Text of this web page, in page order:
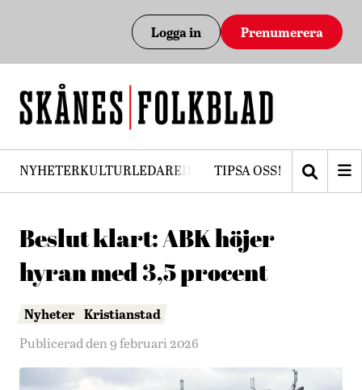
Logga in Prenumerera
NYHETERKULTURLEDAREDEBATTPRENUMERERA
TIPSA OSS!
Beslut klart: ABK höjer
hyran med 3,5 procent
Nyheter Kristianstad
Publicerad den 9 februari 2026